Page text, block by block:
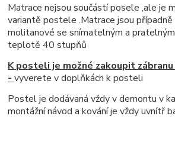
Matrace nejsou součástí posele ,ale je
variantě postele .Matrace jsou případně
molitanové se snímatelným a
teplotě 40 stupňů
K posteli je možné zakoupit
-vyverete v doplňkách k posteli
Postel je dodávaná vždy v demontu v
montážní návod a kování je vždy uvnítř